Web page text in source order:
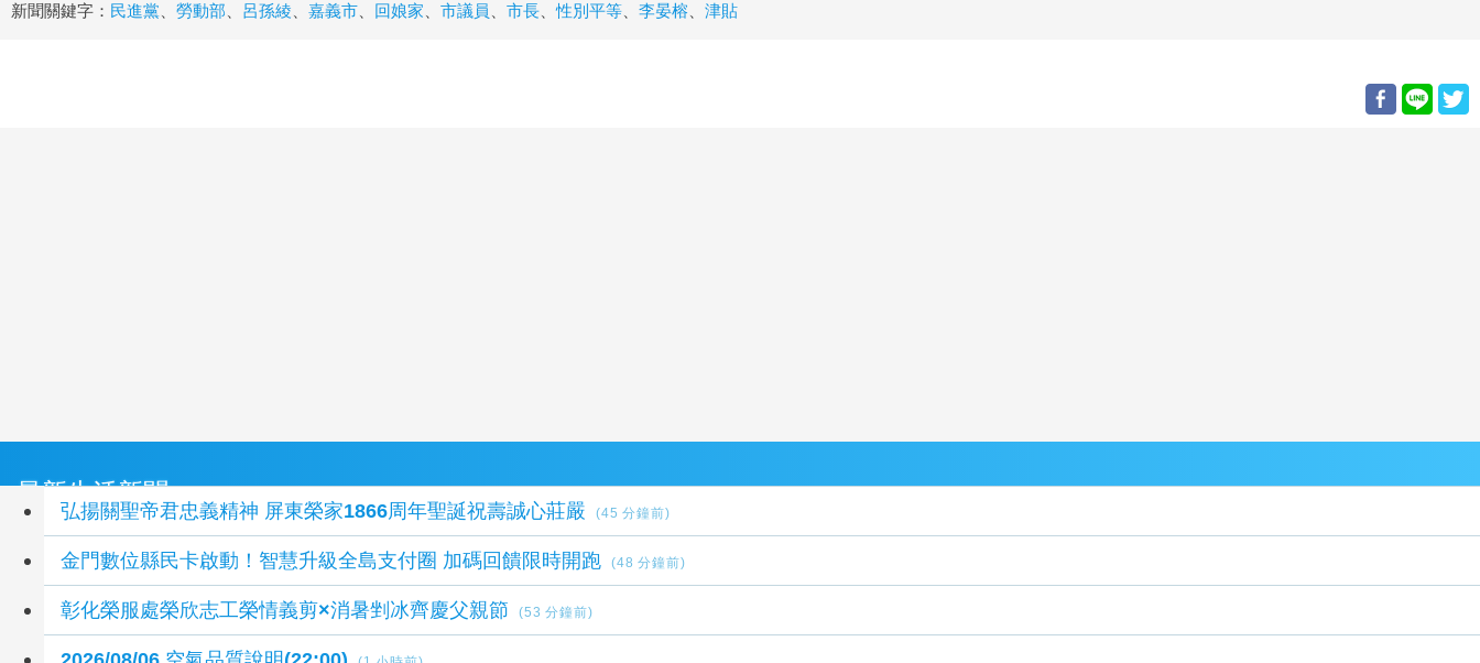
新聞關鍵字： 民進黨、 勞動部、 呂孫綾、 嘉義市、 回娘家、 市議員 、 市長、性別平等、 李晏榕、 津貼
最新生活新聞
弘揚關聖帝君忠義精神 屏東榮家1866周年聖誕祝壽誠心莊嚴 (45 分鐘前)
金門數位縣民卡啟動！智慧升級全島支付圈 加碼回饋限時開跑 (48 分鐘前)
彰化榮服處榮欣志工榮情義剪×消暑剉冰齊慶父親節 (53 分鐘前)